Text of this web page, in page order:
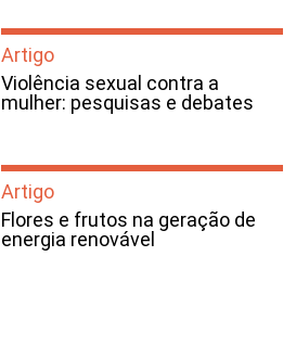
Artigo
Violência sexual contra a
mulher: pesquisas e debates
Artigo
Flores e frutos na geração de
energia renovável